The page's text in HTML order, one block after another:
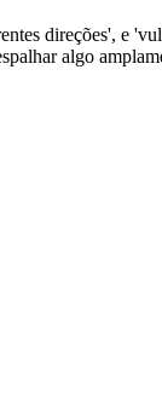
direções', e
algo